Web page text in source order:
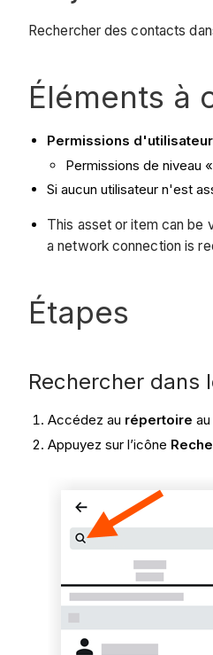
Rechercher des contacts
Éléments à
Permissions
Permissions de niveau
Si aucun utilisateur n'est
This asset or item can be
a network connection is
Étapes
Rechercher dans
Accédez au répertoire
Appuyez sur l’icône